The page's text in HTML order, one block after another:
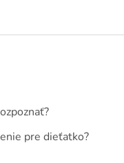
pre dieťatko?